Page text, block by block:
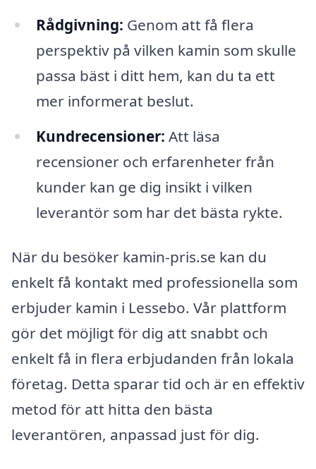
Rådgivning: Genom att få flera
perspektiv på vilken kamin som skulle
passa bäst i ditt hem, kan du ta ett
mer informerat beslut.
Kundrecensioner: Att läsa
recensioner och erfarenheter från
kunder kan ge dig insikt i vilken
leverantör som har det bästa rykte.
När du besöker kamin-pris.se kan du
enkelt få kontakt med professionella som
erbjuder kamin i Lessebo. Vår plattform
gör det möjligt för dig att snabbt och
enkelt få in flera erbjudanden från lokala
företag. Detta sparar tid och är en effektiv
metod för att hitta den bästa
leverantören, anpassad just för dig.